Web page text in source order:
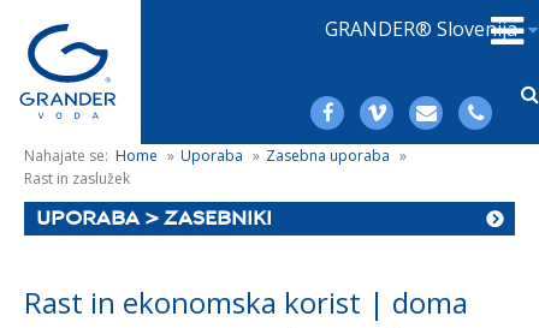
GRANDER® Slovenija
Nahajate se: Home » Uporaba » Zasebna uporaba »
Rast in zaslužek
UPORABA > ZASEBNIKI
Rast in ekonomska korist | doma